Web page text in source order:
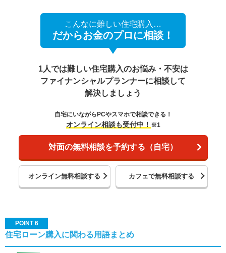
こんなに難しい住宅購入…
だからお金のプロに相談！
1人では難しい住宅購入のお悩み・不安は
ファイナンシャルプランナーに相談して
解決しましょう
自宅にいながらPCやスマホで相談できる！
オンライン相談も受付中！ ※1
対面の無料相談を予約する（自宅）
オンライン無料相談する カフェで無料相談する
POINT 6
住宅ローン購入に関わる用語まとめ